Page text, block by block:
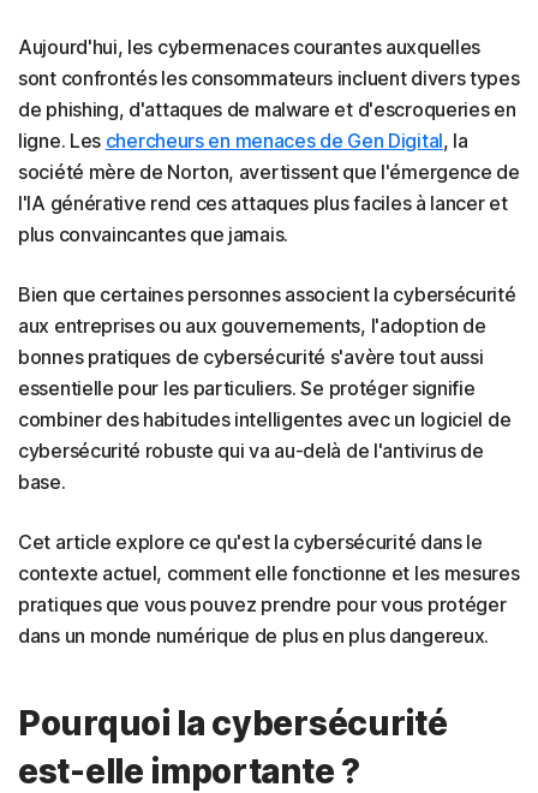
Aujourd'hui, les cybermenaces courantes auxquelles
sont confrontés les consommateurs incluent divers types
de phishing, d'attaques de malware et d'escroqueries en
ligne. Les chercheurs en menaces de Gen Digital, la
société mère de Norton, avertissent que l'émergence de
l'IA générative rend ces attaques plus faciles à lancer et
plus convaincantes que jamais.
Bien que certaines personnes associent la cybersécurité
aux entreprises ou aux gouvernements, l'adoption de
bonnes pratiques de cybersécurité s'avère tout aussi
essentielle pour les particuliers. Se protéger signifie
combiner des habitudes intelligentes avec un logiciel de
cybersécurité robuste qui va au-delà de l'antivirus de
base.
Cet article explore ce qu'est la cybersécurité dans le
contexte actuel, comment elle fonctionne et les mesures
pratiques que vous pouvez prendre pour vous protéger
dans un monde numérique de plus en plus dangereux.
Pourquoi la cybersécurité
est-elle importante ?